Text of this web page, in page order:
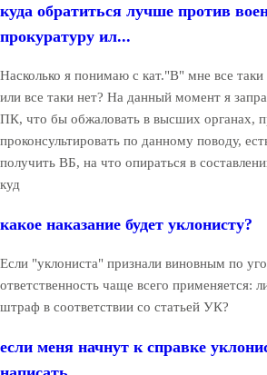
куда обратиться лучше против
прокуратуру ил...
Насколько я понимаю с кат."В" мне все таки
или все таки нет? На данный момент я
ПК, что бы обжаловать в высших органах,
проконсультировать по данному поводу,
получить ВБ, на что опираться в
куд
какое наказание будет уклонисту?
Если "уклониста" признали виновным по
ответственность чаще всего применяется:
штраф в соответствии со статьей УК?
если меня начнут к справке